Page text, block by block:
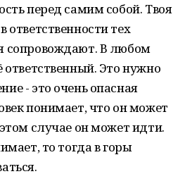
перед самим собой. Твоя
ответственности тех
сопровождают. В любом
ответственный. Это нужно
- это очень опасная
понимает, что он может
случае он может идти.
то тогда в горы